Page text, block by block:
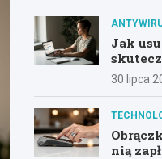
Jak
30 lipca
nią